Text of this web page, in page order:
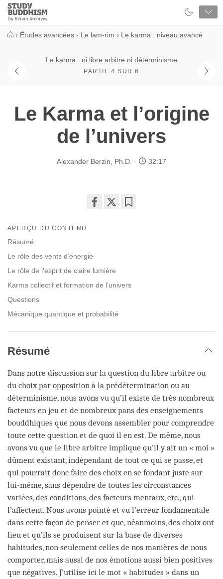
Close
Study
Buddhism
Home
› Études avancées › Le lam-rim › Le karma : niveau avancé
Le karma : ni libre arbitre ni déterminisme
PARTIE 4 SUR 6
Le Karma et l’origine
de l’univers
Alexander Berzin, Ph.D. 32:17
APERÇU DU CONTENU
Résumé
Le rôle des vents d’énergie
Le rôle de l’esprit de claire lumière
Karma collectif et formation de l’univers
Questions
Mécanique quantique et probabilité
Résumé
Dans notre discussion sur la question du libre arbitre ou
du choix par opposition à la prédétermination ou au
déterminisme, nous avons vu qu’il existe de très nombreux
facteurs en jeu et de nombreux pans des enseignements
bouddhiques que nous devons assembler pour comprendre
toute cette question et de quoi il en est. De même, nous
avons vu que le libre arbitre implique qu’il y ait un « moi »
dûment existant, indépendant de tout ce qui se passe, et
qui pourrait donc faire des choix en se fondant juste sur
lui-même, sans dépendre de toutes les circonstances
variées, des conditions, des facteurs mentaux, etc., qui
l’affectent. Nous avons pointé et vu l’erreur fondamentale
dans cette façon de penser et que, néanmoins, des choix ont
lieu et qu’ils se produisent sur la base de diverses
habitudes, non seulement celles de nos manières de nous
comporter, mais aussi de nos émotions aussi bien positives
que négatives. J’utilise ici le mot « habitudes » dans un